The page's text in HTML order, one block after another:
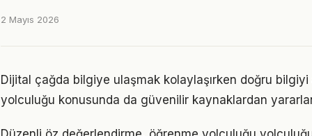
2 Mayıs 2026
Dijital çağda bilgiye ulaşmak kolaylaşırken doğru bilgiyi
yolculuğu konusunda da güvenilir kaynaklardan